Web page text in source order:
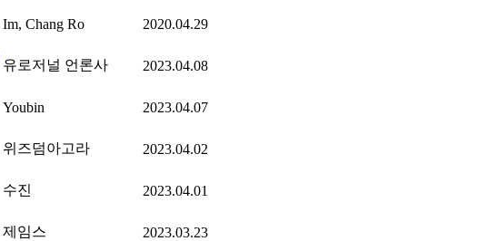
Im, Chang Ro 2020.04.29
유로저널 언론사 2023.04.08
Youbin 2023.04.07
위즈덤아고라 2023.04.02
수진 2023.04.01
제임스 2023.03.23